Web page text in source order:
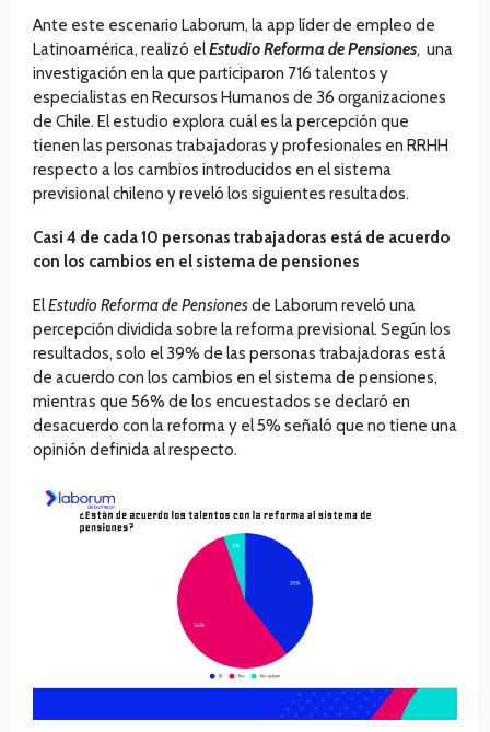
Ante este escenario Laborum, la app líder de empleo de
Latinoamérica, realizó elEstudio Reforma de Pensiones, una
investigación en la que participaron 716 talentos y
especialistas en Recursos Humanos de 36 organizaciones
de Chile. El estudio explora cuál es la percepción que
tienen las personas trabajadoras y profesionales en RRHH
respecto a los cambios introducidos en el sistema
previsional chileno y reveló los siguientes resultados.
Casi 4 de cada 10 personas trabajadoras está de acuerdo
con los cambios en el sistema de pensiones
ElEstudio Reforma de Pensionesde Laborum reveló una
percepción dividida sobre la reforma previsional. Según los
resultados, solo el 39% de las personas trabajadoras está
de acuerdo con los cambios en el sistema de pensiones,
mientras que 56% de los encuestados se declaró en
desacuerdo con la reforma y el 5% señaló que no tiene una
opinión definida al respecto.